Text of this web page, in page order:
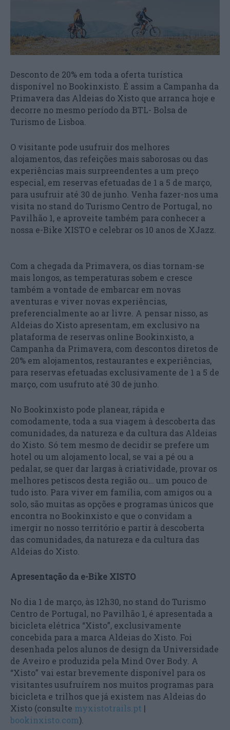
Desconto de 20% em toda a oferta turística
disponível no Bookinxisto. É assim a Campanha da
Primavera das Aldeias do Xisto que arranca hoje e
decorre no mesmo período da BTL- Bolsa de
Turismo de Lisboa.
O visitante pode usufruir dos melhores
alojamentos, das refeições mais saborosas ou das
experiências mais surpreendentes a um preço
especial, em reservas efetuadas de 1 a 5 de março,
para usufruir até 30 de junho. Venha fazer-nos uma
visita no stand do Turismo Centro de Portugal, no
Pavilhão 1, e aproveite também para conhecer a
nossa e-Bike XISTO e celebrar os 10 anos de XJazz.
Com a chegada da Primavera, os dias tornam-se
mais longos, as temperaturas sobem e cresce
também a vontade de embarcar em novas
aventuras e viver novas experiências,
preferencialmente ao ar livre. A pensar nisso, as
Aldeias do Xisto apresentam, em exclusivo na
plataforma de reservas online Bookinxisto, a
Campanha da Primavera, com descontos diretos de
20% em alojamentos, restaurantes e experiências,
para reservas efetuadas exclusivamente de 1 a 5 de
março, com usufruto até 30 de junho.
No Bookinxisto pode planear, rápida e
comodamente, toda a sua viagem à descoberta das
comunidades, da natureza e da cultura das Aldeias
do Xisto. Só tem mesmo de decidir se prefere um
hotel ou um alojamento local, se vai a pé ou a
pedalar, se quer dar largas à criatividade, provar os
melhores petiscos desta região ou… um pouco de
tudo isto. Para viver em família, com amigos ou a
solo, são muitas as opções e programas únicos que
encontra no Bookinxisto e que o convidam a
imergir no nosso território e partir à descoberta
das comunidades, da natureza e da cultura das
Aldeias do Xisto.
Apresentação da e-Bike XISTO
No dia 1 de março, às 12h30, no stand do Turismo
Centro de Portugal, no Pavilhão 1, é apresentada a
bicicleta elétrica “Xisto”, exclusivamente
concebida para a marca Aldeias do Xisto. Foi
desenhada pelos alunos de design da Universidade
de Aveiro e produzida pela Mind Over Body. A
“Xisto” vai estar brevemente disponível para os
visitantes usufruírem nos muitos programas para
bicicleta e trilhos que já existem nas Aldeias do
Xisto (consulte myxistotrails.pt |
bookinxisto.com).